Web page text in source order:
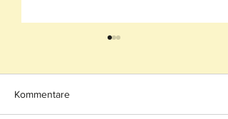
Kommentare